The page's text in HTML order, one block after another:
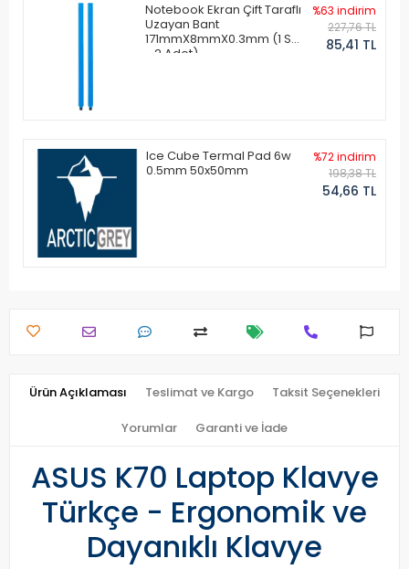
Notebook Ekran Çift Taraflı
Uzayan Bant
171mmX8mmX0.3mm (1 Set
- 2 Adet)
%63 indirim
227,76 TL
85,41 TL
Ice Cube Termal Pad 6w
0.5mm 50x50mm
%72 indirim
198,38 TL
54,66 TL
Ürün Açıklaması Teslimat ve Kargo Taksit Seçenekleri
Yorumlar Garanti ve İade
ASUS K70 Laptop Klavye
Türkçe - Ergonomik ve
Dayanıklı Klavye